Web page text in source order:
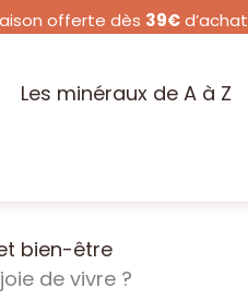
offerte dès 39€d’achat
Les minéraux de A à Z
bien-être
de vivre ?